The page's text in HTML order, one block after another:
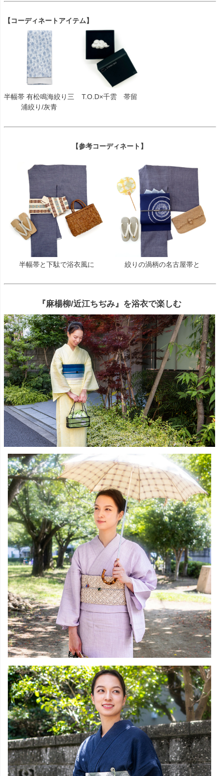
【コーディネートアイテム】
半幅帯 有松鳴海絞り三
浦絞り/灰青
T.O.D×千雲 帯留
【参考コーディネート】
半幅帯と下駄で浴衣風に 絞りの渦柄の名古屋帯と
『麻楊柳/近江ちぢみ』を浴衣で楽しむ